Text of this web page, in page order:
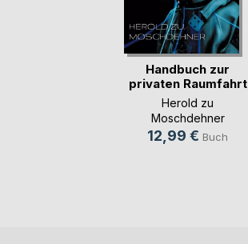
Handbuch zur
privaten Raumfahrt
Herold zu
Moschdehner
12,99 € Buch